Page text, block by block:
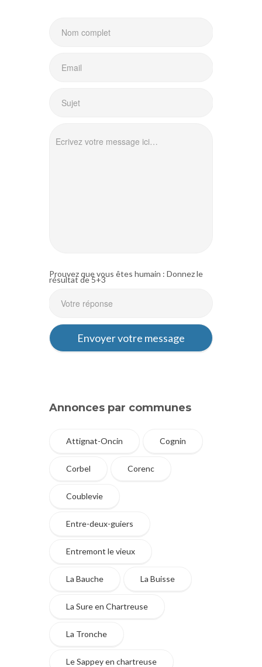
Prouvez que vous êtes humain : Donnez le
résultat de 5+3
Annonces par communes
Attignat-Oncin Cognin
Corbel Corenc
Coublevie
Entre-deux-guiers
Entremont le vieux
La Bauche La Buisse
La Sure en Chartreuse
La Tronche
Le Sappey en chartreuse